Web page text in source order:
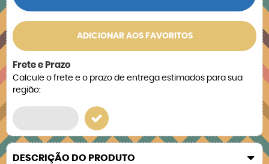
ADICIONAR AOS FAVORITOS
Frete e Prazo
Calcule o frete e o prazo de entrega estimados para sua
região:
DESCRIÇÃO DO PRODUTO